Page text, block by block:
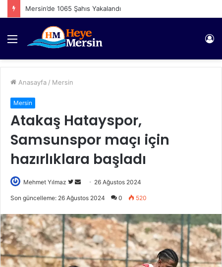
Mersin’de 1065 Şahıs Yakalandı
Menü
Anasayfa / Mersin
Mersin
Atakaş Hatayspor,
Samsunspor maçı için
hazırlıklara başladı
Mehmet Yılmaz
Twitter'da
Bir
göndermek
26 Ağustos 2024
Son güncelleme: 26 Ağustos 2024 0 520